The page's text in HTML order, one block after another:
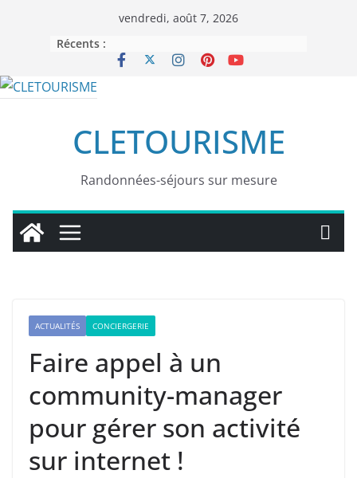
vendredi, août 7, 2026
Récents :
CLETOURISME
Randonnées-séjours sur mesure
ACTUALITÉS CONCIERGERIE
Faire appel à un
community-manager
pour gérer son activité
sur internet !